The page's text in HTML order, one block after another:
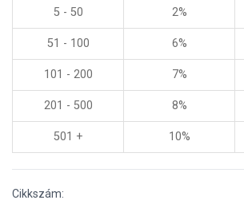
5 - 50 2%
51 - 100 6%
101 - 200 7%
201 - 500 8%
501 + 10%
Cikkszám: